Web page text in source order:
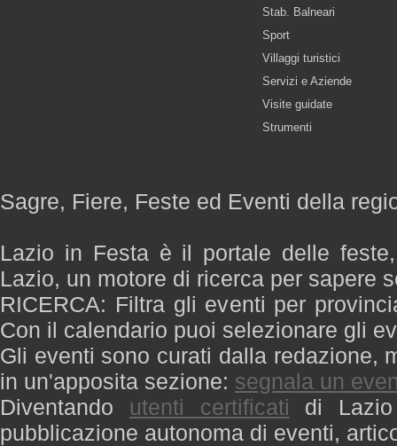
Stab. Balneari
Sport
Villaggi turistici
Servizi e Aziende
Visite guidate
Strumenti
Sagre, Fiere, Feste ed Eventi della
Lazio in Festa è il portale delle
Lazio, un motore di ricerca per sapere
RICERCA: Filtra gli eventi per
Con il calendario puoi selezionare gli
Gli eventi sono curati dalla redazione,
in un'apposita sezione: segnala un
Diventando utenti certificati di
pubblicazione autonoma di eventi,